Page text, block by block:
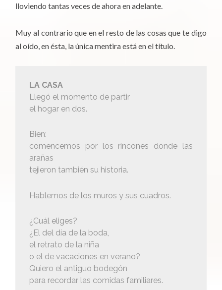
lloviendo tantas veces de ahora en adelante.
Muy al contrario que en el resto de las cosas que te digo
al oído, en ésta, la única mentira está en el título.
LA CASA
Llegó el momento de partir
el hogar en dos.
Bien:
comencemos por los rincones donde las
arañas
tejieron también su historia.
Hablemos de los muros y sus cuadros.
¿Cuál eliges?
¿El del día de la boda,
el retrato de la niña
o el de vacaciones en verano?
Quiero el antiguo bodegón
para recordar las comidas familiares.